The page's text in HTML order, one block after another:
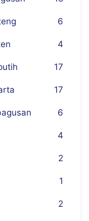
6
4
17
17
6
4
2
1
2